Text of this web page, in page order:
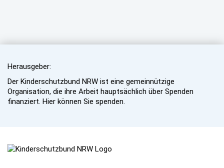
Herausgeber:
Der Kinderschutzbund NRW ist eine gemeinnützige
Organisation, die ihre Arbeit hauptsächlich über Spenden
finanziert. Hier können Sie spenden.